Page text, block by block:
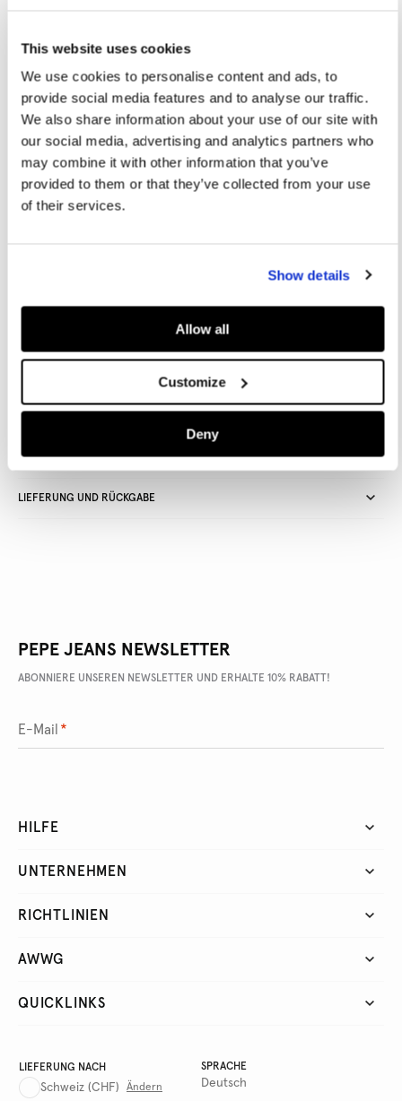
This website uses cookies
We use cookies to personalise content and ads, to
provide social media features and to analyse our traffic.
We also share information about your use of our site with
our social media, advertising and analytics partners who
may combine it with other information that you’ve
provided to them or that they’ve collected from your use
of their services.
Show details
Allow all
Customize
Deny
33 34
LÄNGE AUSWÄHLEN:
Model trägt: 27Größe des Models: 1.78 m
Lieferung in 3-5
Kostenlose lieferung ab CHF80. Kostenlose
ARTIKEL DETAILS
LIEFERUNG UND RÜCKGABE
PEPE JEANS NEWSLETTER
ABONNIERE UNSEREN NEWSLETTER UND ERHALTE 10% RABATT!
E-Mail *
HILFE
UNTERNEHMEN
RICHTLINIEN
AWWG
QUICKLINKS
LIEFERUNG NACH
Schweiz (CHF) Ändern
SPRACHE
Deutsch